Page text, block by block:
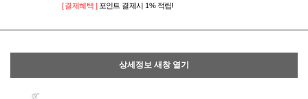
[ 결제혜택 ] 포인트 결제시 1% 적립!
상세정보 새창 열기